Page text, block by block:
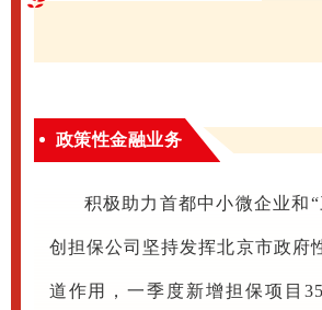
政策性金融业务
积极助力首都中小微企业和
创担保公司坚持发挥北京市政府
道作用，一季度新增担保项目